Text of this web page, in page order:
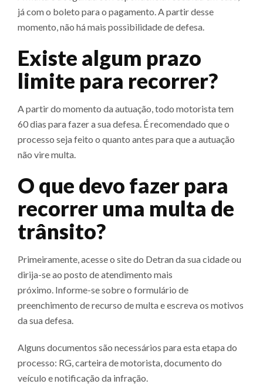
já com o boleto para o pagamento. A partir desse
momento, não há mais possibilidade de defesa.
Existe algum prazo
limite para recorrer?
A partir do momento da autuação, todo motorista tem
60 dias para fazer a sua defesa. É recomendado que o
processo seja feito o quanto antes para que a autuação
não vire multa.
O que devo fazer para
recorrer uma multa de
trânsito?
Primeiramente, acesse o site do Detran da sua cidade ou
dirija-se ao posto de atendimento mais
próximo. Informe-se sobre o formulário de
preenchimento de recurso de multa e escreva os motivos
da sua defesa.
Alguns documentos são necessários para esta etapa do
processo: RG, carteira de motorista, documento do
veículo e notificação da infração.